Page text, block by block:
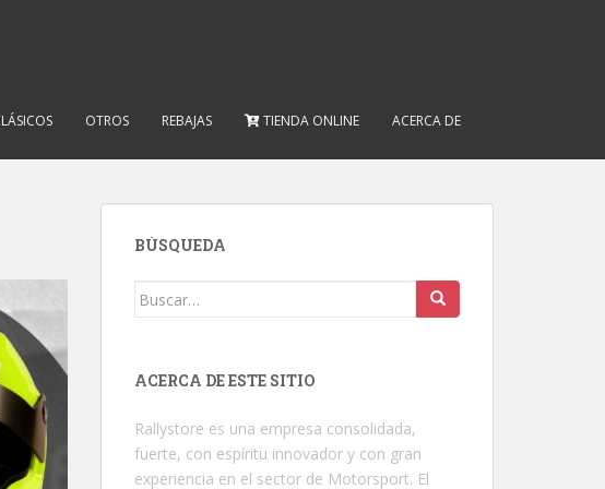
OTROS REBAJAS TIENDA ONLINE ACERCA DE
BÚSQUEDA
Buscar:
ACERCA DE ESTE SITIO
Rallystore es una empresa consolidada,
fuerte, con espíritu innovador y con gran
experiencia en el sector de Motorsport. El